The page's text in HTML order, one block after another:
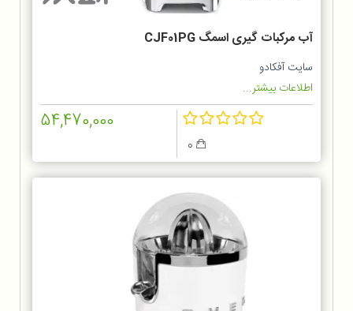
آب مرکبات گیری اسمگ CJF01PG
سایت آفکادو
اطلاعات بیشتر...
54,470,000